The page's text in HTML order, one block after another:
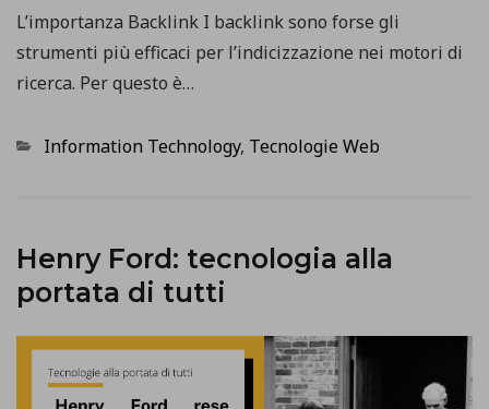
L’importanza Backlink I backlink sono forse gli
strumenti più efficaci per l’indicizzazione nei motori di
ricerca. Per questo è…
Categorie
Information Technology, Tecnologie Web
Henry Ford: tecnologia alla
portata di tutti